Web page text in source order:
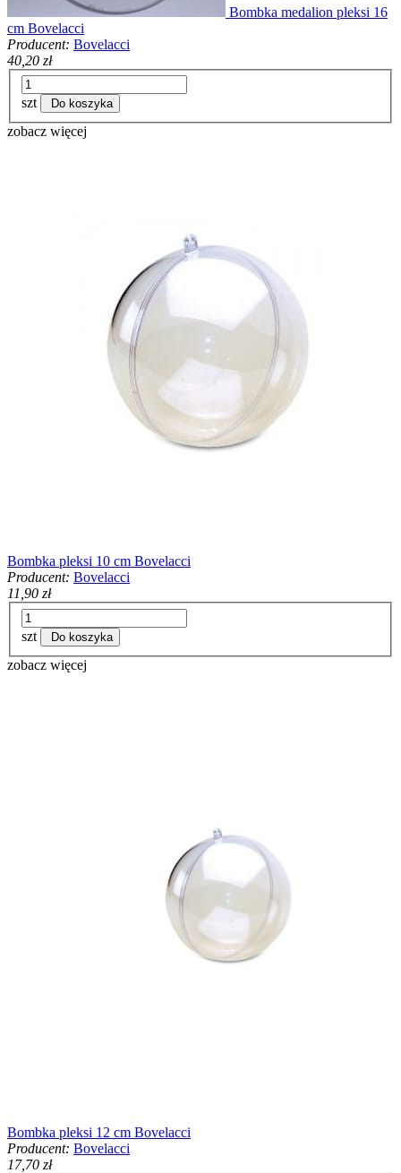
Bombka medalion pleksi 16
cm Bovelacci
Producent: Bovelacci
40,20 zł
szt Do koszyka
zobacz więcej
Bombka pleksi 10 cm Bovelacci
Producent: Bovelacci
11,90 zł
szt Do koszyka
zobacz więcej
Bombka pleksi 12 cm Bovelacci
Producent: Bovelacci
17,70 zł